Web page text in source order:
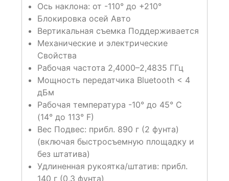
Ось наклона: от -110° до +210°
Блокировка осей Авто
Вертикальная съемка Поддерживается
Механические и электрические
Свойства
Рабочая частота 2,4000–2,4835 ГГц
Мощность передатчика Bluetooth < 4
дБм
Рабочая температура -10° до 45° C
(14° до 113° F)
Вес Подвес: прибл. 890 г (2 фунта)
(включая быстросъемную площадку и
без штатива)
Удлиненная рукоятка/штатив: прибл.
140 г (0,3 фунта)